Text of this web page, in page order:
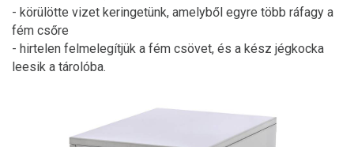
- körülötte vizet keringetünk, amelyből egyre több ráfagy a
fém csőre
- hirtelen felmelegítjük a fém csövet, és a kész jégkocka
leesik a tárolóba.